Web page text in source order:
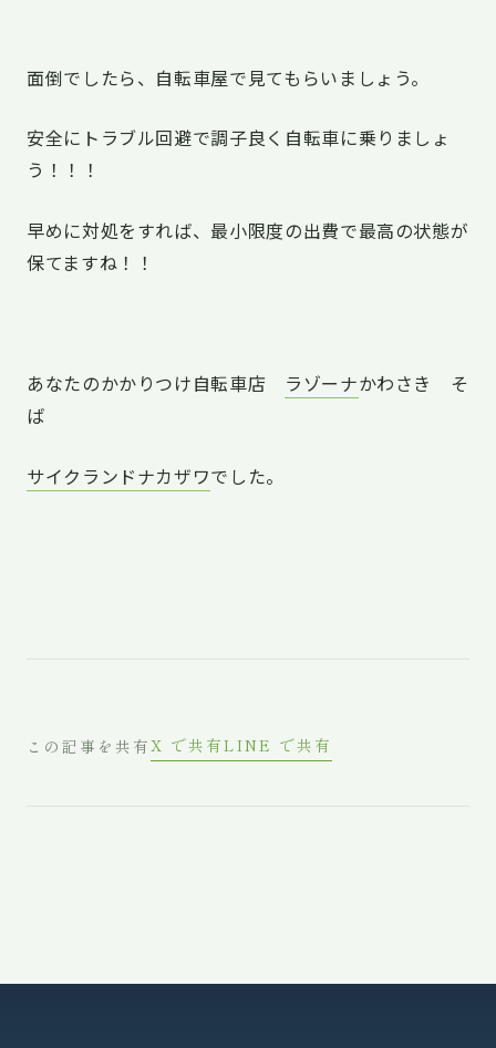
面倒でしたら、自転車屋で見てもらいましょう。
安全にトラブル回避で調子良く自転車に乗りましょ
う！！！
早めに対処をすれば、最小限度の出費で最高の状態が
保てますね！！
あなたのかかりつけ自転車店 ラゾーナかわさき そ
ば
サイクランドナカザワでした。
この記事を共有X で共有LINE で共有